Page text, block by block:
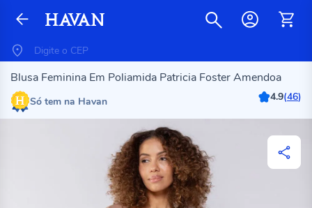
Blusa Feminina Em Poliamida Patricia Foster Amendoa
Só tem na Havan 4.9(46)